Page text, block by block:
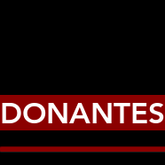
DONANTES